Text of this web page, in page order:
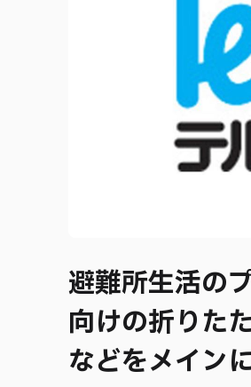
避難所生活の
向けの折りた
などをメイン